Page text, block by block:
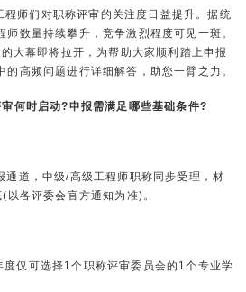
程师们对职称评审的关注度日益提升。据统
数量持续攀升，竞争激烈程度可见一斑。
的大幕即将拉开，为帮助大家顺利踏上申报
的高频问题进行详细解答，助您一臂之力。
何时启动?申报需满足哪些基础条件?
道，中级/高级工程师职称同步受理，材
各评委会官方通知为准)。
仅可选择1个职称评审委员会的1个专业学